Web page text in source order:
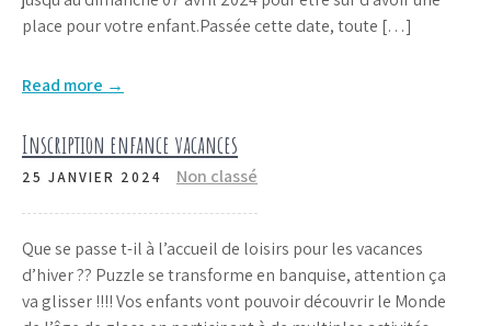
place pour votre enfant.Passée cette date, toute […]
Read more →
Inscription enfance vacances
25 JANVIER 2024 Non classé
Que se passe t-il à l’accueil de loisirs pour les vacances
d’hiver ?? Puzzle se transforme en banquise, attention ça
va glisser !!!! Vos enfants vont pouvoir découvrir le Monde